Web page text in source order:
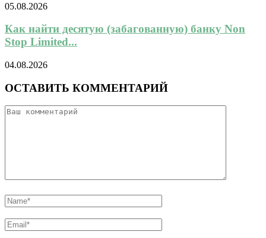
05.08.2026
Как найти десятую (забагованную) банку Non
Stop Limited...
04.08.2026
ОСТАВИТЬ КОММЕНТАРИЙ